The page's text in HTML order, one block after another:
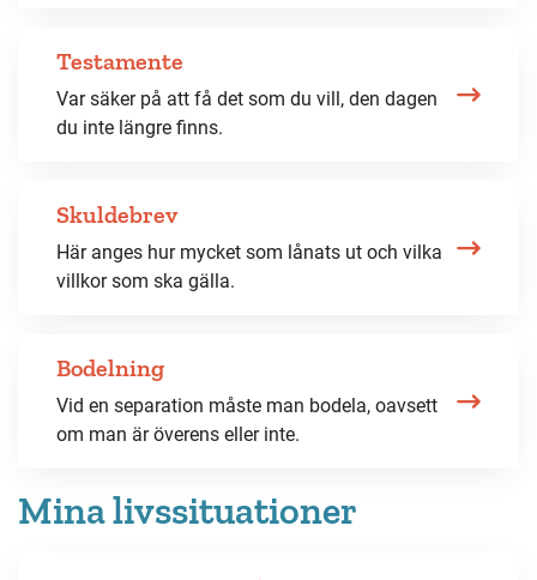
Testamente
Var säker på att få det som du vill, den dagen
du inte längre finns.
Skuldebrev
Här anges hur mycket som lånats ut och vilka
villkor som ska gälla.
Bodelning
Vid en separation måste man bodela, oavsett
om man är överens eller inte.
Mina livssituationer